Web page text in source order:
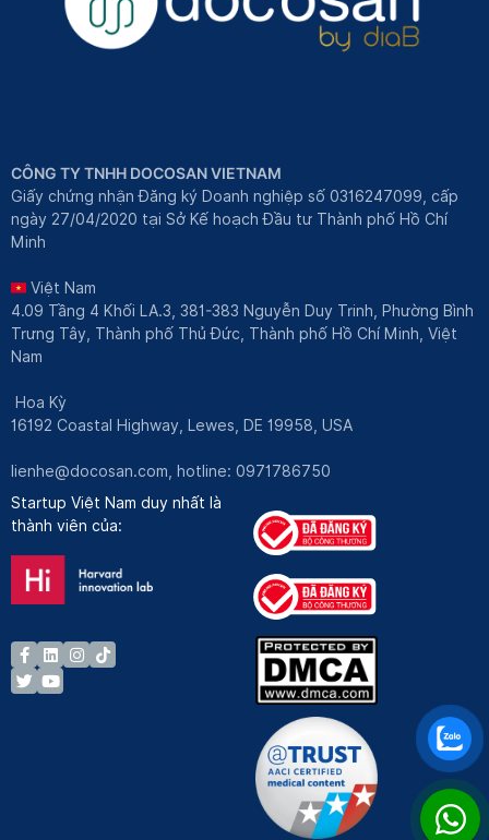
CÔNG TY TNHH DOCOSAN VIETNAM
Giấy chứng nhận Đăng ký Doanh nghiệp số 0316247099, cấp
ngày 27/04/2020 tại Sở Kế hoạch Đầu tư Thành phố Hồ Chí
Minh
Việt Nam
4.09 Tầng 4 Khối LA.3, 381-383 Nguyễn Duy Trinh, Phường Bình
Trưng Tây, Thành phố Thủ Đức, Thành phố Hồ Chí Minh, Việt
Nam
Hoa Kỳ
16192 Coastal Highway, Lewes, DE 19958, USA
lienhe@docosan.com , hotline: 0971786750
Startup Việt Nam duy nhất là
thành viên của: